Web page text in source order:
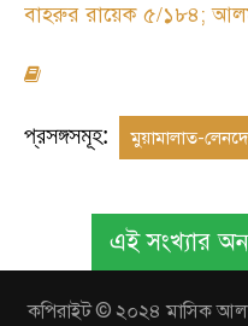
বাহরুর রায়েক ৫/১৮৪;
প্রসঙ্গসমূহ: মুয়ামালাত-
এই সংখ্যার
কপিরাইট © ২০২৪ মাসিক